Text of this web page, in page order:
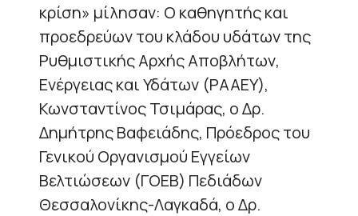
κρίση» μίλησαν: Ο καθηγητής και
προεδρεύων του κλάδου υδάτων της
Ρυθμιστικής Αρχής Αποβλήτων,
Ενέργειας και Υδάτων (ΡΑΑΕΥ),
Κωνσταντίνος Τσιμάρας, ο Δρ.
Δημήτρης Βαφειάδης, Πρόεδρος του
Γενικού Οργανισμού Εγγείων
Βελτιώσεων (ΓΟΕΒ) Πεδιάδων
Θεσσαλονίκης-Λαγκαδά, ο Δρ.